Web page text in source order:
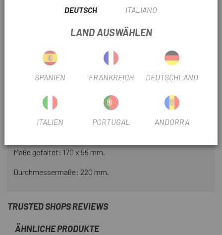
anstelle der Trommel oder mit Riemen.
Wende-Sicherheitsschlüssel mit Schlitzen
Material: 14 cm lange Stangen aus gehärtetem Stahl
Anti-Pick- und Anti-Bohrzylinder
Gewicht: 712g.
Maße gefaltet: 170 x 55 mm.
Durchmessermaße: 220 mm.
TRUSTED SHOPS REVIEWS
ÄHNLICHE PRODUKTE
DEUTSCH ITALIANO
LAND AUSWÄHLEN
SPANIEN FRANKREICH DEUTSCHLAND
ITALIEN PORTUGAL ANDORRA